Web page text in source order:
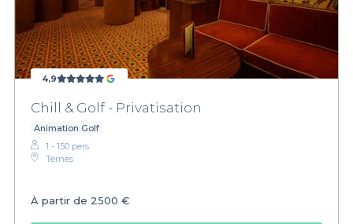
4,9
Chill & Golf - Privatisation
Animation Golf
1 - 150 pers.
Ternes
À partir de 2500 €